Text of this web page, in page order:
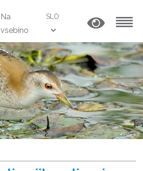
Na
vsebino
SLO